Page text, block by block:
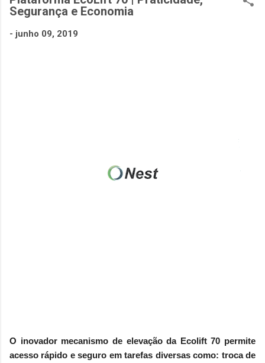
Segurança e Economia
- junho 09, 2019
O inovador mecanismo de elevação da Ecolift 70 permite
acesso rápido e seguro em tarefas diversas como: troca de